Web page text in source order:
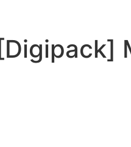
[Digipack]